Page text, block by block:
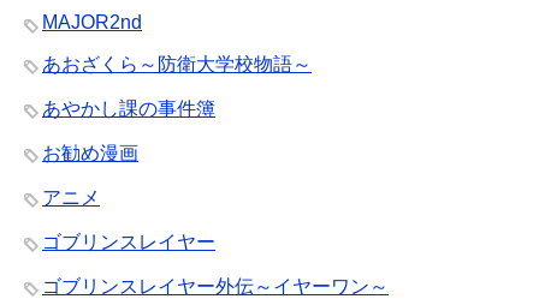
MAJOR2nd
あおざくら～防衛大学校物語～
あやかし課の事件簿
お勧め漫画
アニメ
ゴブリンスレイヤー
ゴブリンスレイヤー外伝～イヤーワン～